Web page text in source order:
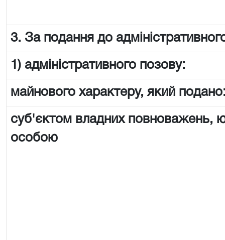
3. За подання до
1) адміністративного позову:
майнового характеру, який
суб'єктом владних повноважень,
особою